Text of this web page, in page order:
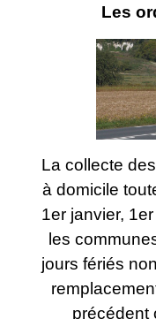
Les
La collecte
à domicile
1er janvier,
les
jours fériés
précédent